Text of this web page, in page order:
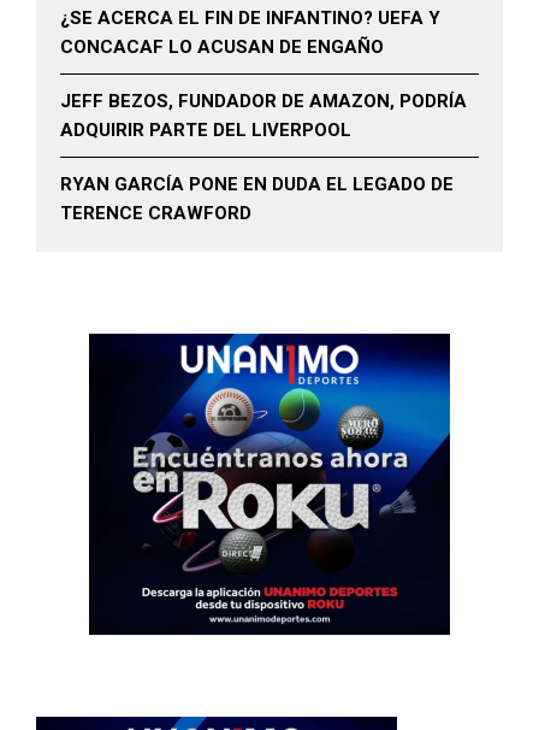
¿SE ACERCA EL FIN DE INFANTINO? UEFA Y
CONCACAF LO ACUSAN DE ENGAÑO
JEFF BEZOS, FUNDADOR DE AMAZON, PODRÍA
ADQUIRIR PARTE DEL LIVERPOOL
RYAN GARCÍA PONE EN DUDA EL LEGADO DE
TERENCE CRAWFORD